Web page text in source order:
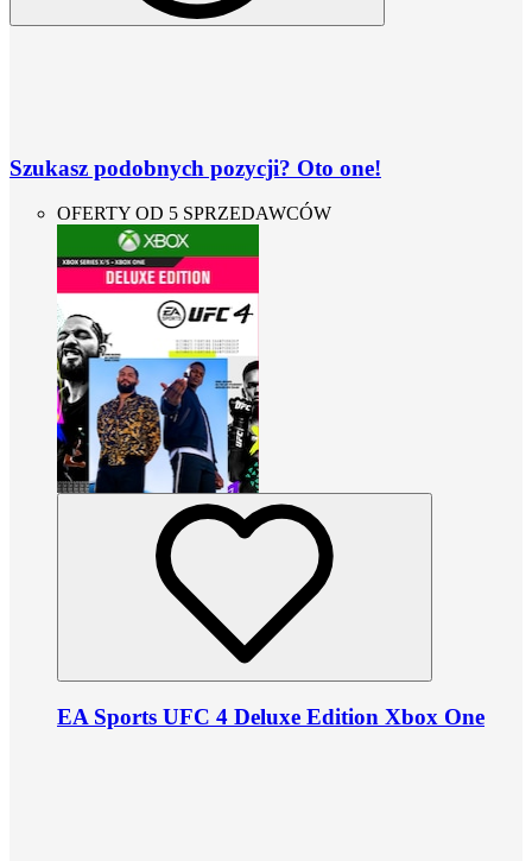
Szukasz podobnych pozycji? Oto one!
OFERTY OD 5 SPRZEDAWCÓW
EA Sports UFC 4 Deluxe Edition Xbox One